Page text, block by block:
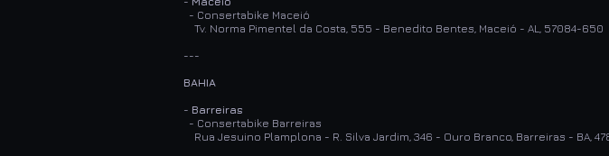
- Consertabike Maceió
Tv. Norma Pimentel da Costa, 555 - Benedito Bentes, Maceió - AL, 57084-650
---
BAHIA
- Barreiras
- Consertabike Barreiras
Rua Jesuino Plamplona - R. Silva Jardim, 346 - Ouro Branco, Barreiras - BA,